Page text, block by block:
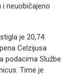
i neuobičajeno
je 20,74
Celzijusa
podacima Službe
Time je